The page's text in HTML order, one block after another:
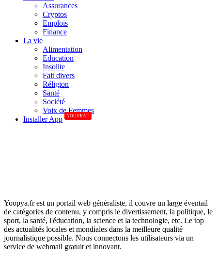
Assurances
Cryptos
Emplois
Finance
La vie
Alimentation
Education
Insolite
Fait divers
Réligion
Santé
Société
Voix de Femmes
Installer App
NOUVEAU
Yoopya.fr est un portail web généraliste, il couvre un large éventail
de catégories de contenu, y compris le divertissement, la politique, le
sport, la santé, l'éducation, la science et la technologie, etc. Le top
des actualités locales et mondiales dans la meilleure qualité
journalistique possible. Nous connectons les utilisateurs via un
service de webmail gratuit et innovant.